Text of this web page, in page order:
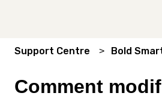
Support Centre Bold
Comment